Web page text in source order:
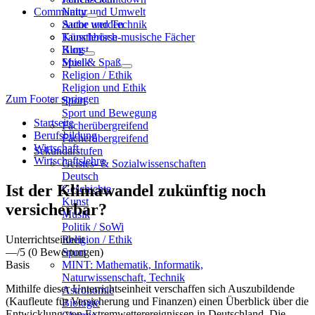
Natur und Umwelt
Sache und Technik
Künstlerisch-musische Fächer
Kunst
Musik
Religion / Ethik
Religion und Ethik
Sport
Sport und Bewegung
Fächerübergreifend
Fächerübergreifend
Sekundarstufen
Geistes- & Sozialwissenschaften
Deutsch
Geschichte
Kunst
Musik
Politik / SoWi
Religion / Ethik
Sport
MINT: Mathematik, Informatik,
Naturwissenschaft, Technik
Astronomie
Biologie
Community
Autor werden
Tauschbörse
Blog
Spiel & Spaß
Zum Footer springen
Startseite
Berufsbildung
Wirtschaft
Wirtschaftslehre
Ist der Klimawandel zukünftig noch
versicherbar?
Unterrichtseinheit
—/5 (0 Bewertungen)
Basis
Mithilfe dieser Unterrichtseinheit verschaffen sich Auszubildende
(Kaufleute für Versicherung und Finanzen) einen Überblick über die